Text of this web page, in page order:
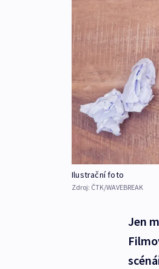
Ilustrační foto
Zdroj: ČTK/WAVEBREAK
Jen